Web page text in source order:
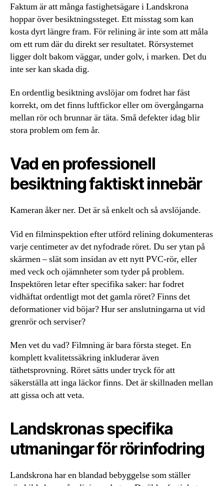
Faktum är att många fastighetsägare i Landskrona
hoppar över besiktningssteget. Ett misstag som kan
kosta dyrt längre fram. För relining är inte som att måla
om ett rum där du direkt ser resultatet. Rörsystemet
ligger dolt bakom väggar, under golv, i marken. Det du
inte ser kan skada dig.
En ordentlig besiktning avslöjar om fodret har fäst
korrekt, om det finns luftfickor eller om övergångarna
mellan rör och brunnar är täta. Små defekter idag blir
stora problem om fem år.
Vad en professionell
besiktning faktiskt innebär
Kameran åker ner. Det är så enkelt och så avslöjande.
Vid en filminspektion efter utförd relining dokumenteras
varje centimeter av det nyfodrade röret. Du ser ytan på
skärmen – slät som insidan av ett nytt PVC-rör, eller
med veck och ojämnheter som tyder på problem.
Inspektören letar efter specifika saker: har fodret
vidhäftat ordentligt mot det gamla röret? Finns det
deformationer vid böjar? Hur ser anslutningarna ut vid
grenrör och serviser?
Men vet du vad? Filmning är bara första steget. En
komplett kvalitetssäkring inkluderar även
täthetsprovning. Röret sätts under tryck för att
säkerställa att inga läckor finns. Det är skillnaden mellan
att gissa och att veta.
Landskronas specifika
utmaningar för rörinfodring
Landskrona har en blandad bebyggelse som ställer